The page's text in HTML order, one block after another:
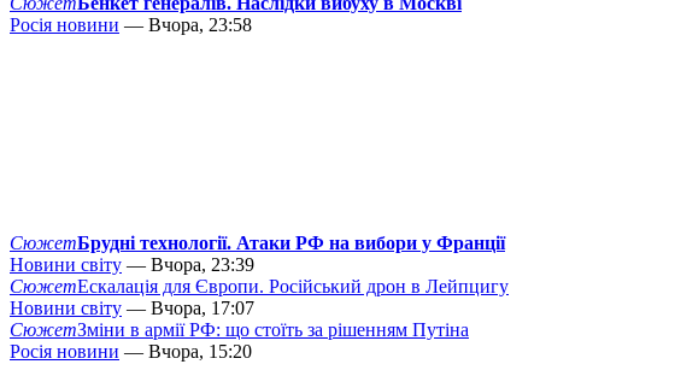
Росія новини — Вчора, 23:58
СюжетБрудні технології. Атаки РФ на вибори у Франції
Новини світу — Вчора, 23:39
СюжетЕскалація для Європи. Російський дрон в Лейпцигу
Новини світу — Вчора, 17:07
СюжетЗміни в армії РФ: що стоїть за рішенням Путіна
Росія новини — Вчора, 15:20